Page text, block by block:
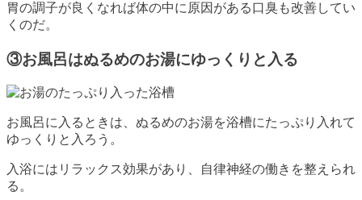
胃の調子が良くなれば体の中に原因がある口臭も改善してい
くのだ。
③お風呂はぬるめのお湯にゆっくりと入る
お風呂に入るときは、ぬるめのお湯を浴槽にたっぷり入れて
ゆっくりと入ろう。
入浴にはリラックス効果があり、自律神経の働きを整えられ
る。